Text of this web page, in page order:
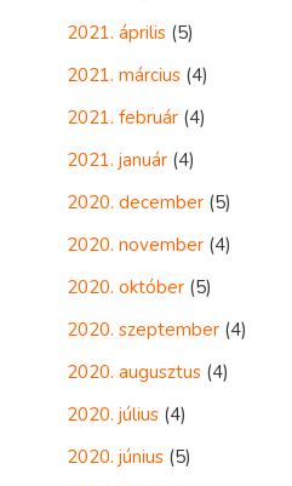
2021. április (5)
2021. március (4)
2021. február (4)
2021. január (4)
2020. december (5)
2020. november (4)
2020. október (5)
2020. szeptember (4)
2020. augusztus (4)
2020. július (4)
2020. június (5)